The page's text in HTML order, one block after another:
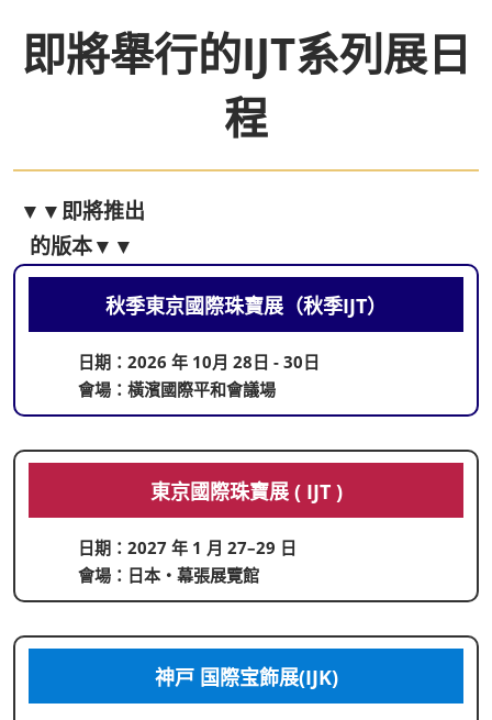
即將舉行的IJT系列展日
程
▼▼即將推出
的版本▼▼
秋季東京國際珠寶展（秋季IJT）
日期：2026 年 10月 28日 - 30日
會場：橫濱國際平和會議場
東京國際珠寶展 ( IJT )
日期：2027 年 1 月 27–29 日
會場：日本・幕張展覽館
神戸 国際宝飾展(IJK)